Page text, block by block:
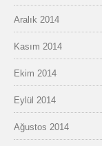
Aralık 2014
Kasım 2014
Ekim 2014
Eylül 2014
Ağustos 2014